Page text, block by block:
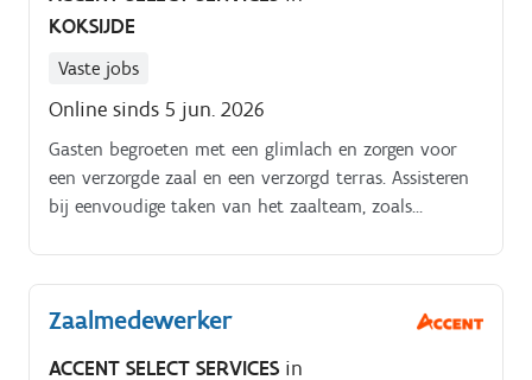
KOKSIJDE
Vaste jobs
Online sinds 5 jun. 2026
Gasten begroeten met een glimlach en zorgen voor
een verzorgde zaal en een verzorgd terras. Assisteren
bij eenvoudige taken van het zaalteam, zoals
Zaalmedewerker
ACCENT SELECT SERVICES in